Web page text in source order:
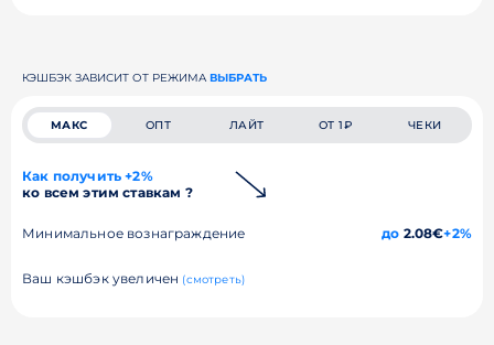
КЭШБЭК ЗАВИСИТ ОТ РЕЖИМА ВЫБРАТЬ
МАКС ОПТ ЛАЙТ ОТ 1₽ ЧЕКИ
Как получить +2%
ко всем этим ставкам ?
Минимальное вознаграждение до 2.08€+2%
Ваш кэшбэк увеличен (смотреть)